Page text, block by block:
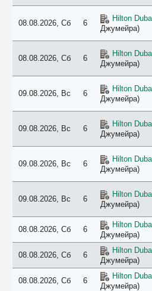
08.08.2026, Сб 6
Hilton
Джумейра)
08.08.2026, Сб 6
Hilton
Джумейра)
09.08.2026, Вс 6
Hilton
Джумейра)
09.08.2026, Вс 6
Hilton
Джумейра)
09.08.2026, Вс 6
Hilton
Джумейра)
09.08.2026, Вс 6
Hilton
Джумейра)
08.08.2026, Сб 6
Hilton
Джумейра)
08.08.2026, Сб 6
Hilton
Джумейра)
08.08.2026, Сб 6
Hilton
Джумейра)